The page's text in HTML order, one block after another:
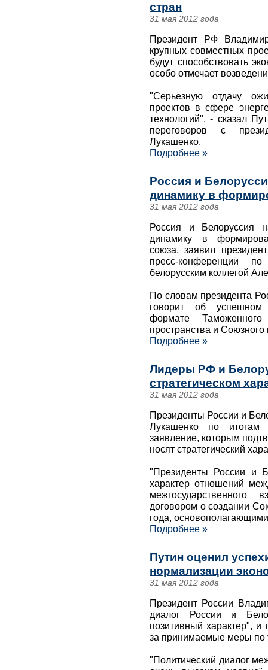
стран
31 мая 2012 года
Президент РФ
крупных совместных
будут способствовать
особо отмечает
"Серьезную отдачу
проектов в сфере
технологий", - сказал
переговоров с
Лукашенко.
Подробнее »
Россия и
динамику в
31 мая 2012 года
Россия и Белоруссия
динамику в
союза, заявил
пресс-конференции
белорусским коллегой
По словам президента
говорит об успешном
формате
пространства и Союзного
Подробнее »
Лидеры РФ и
стратегическом
31 мая 2012 года
Президенты России и
Лукашенко по итогам
заявление, которым
носят стратегический
"Президенты России и
характер отношений
межгосударственного
договором о создании
года,
Подробнее »
Путин оценил
нормализации
31 мая 2012 года
Президент России
диалог России и
позитивный характер", и
за принимаемые меры по
"Политический диалог